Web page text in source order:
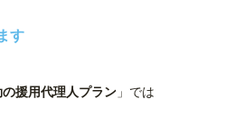
す
の援用代理人プラン 」では